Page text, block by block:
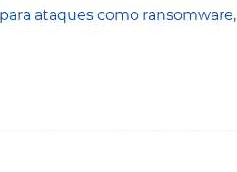
ataques como ransomware,